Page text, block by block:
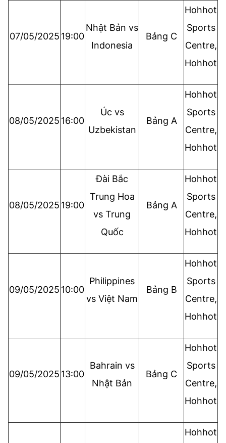
07/05/2025 19:00
Nhật Bản vs
Indonesia
Bảng C
Hohhot
Sports
Centre,
Hohhot
08/05/2025 16:00
Úc vs
Uzbekistan
Bảng A
Hohhot
Sports
Centre,
Hohhot
08/05/2025 19:00
Đài Bắc
Trung Hoa
vs Trung
Quốc
Bảng A
Hohhot
Sports
Centre,
Hohhot
09/05/2025 10:00
Philippines
vs Việt Nam
Bảng B
Hohhot
Sports
Centre,
Hohhot
09/05/2025 13:00
Bahrain vs
Nhật Bản
Bảng C
Hohhot
Sports
Centre,
Hohhot
Hohhot